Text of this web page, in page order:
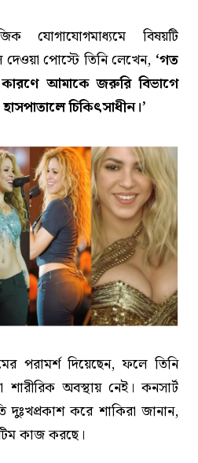
যোগাযোগমাধ্যমে বিষয়টি
দেওয়া পোস্টে তিনি লেখেন, ‘গত
কারণে আমাকে জরুরি বিভাগে
চিকিৎসাধীন।’
পরামর্শ দিয়েছেন, ফলে তিনি
অবস্থায় নেই। কনসার্ট
দুঃখপ্রকাশ করে শাকিরা জানান,
কাজ করছে।